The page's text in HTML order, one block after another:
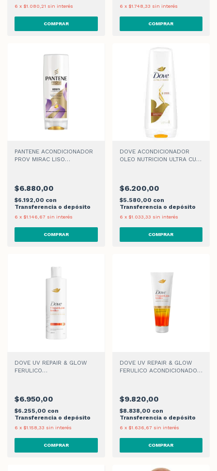
6 x $1.080,21 sin interés 6 x $1.748,33 sin interés
PANTENE ACONDICIONADOR
PROV MIRAC LISO
$6.880,00
$6.192,00 con
Transferencia o depósito
6 x $1.146,67 sin interés
DOVE ACONDICIONADOR
OLEO NUTRICION ULTRA CUID
$6.200,00
$5.580,00 con
Transferencia o depósito
6 x $1.033,33 sin interés
DOVE UV REPAIR & GLOW
FERULICO
$6.950,00
$6.255,00 con
Transferencia o depósito
6 x $1.158,33 sin interés
DOVE UV REPAIR & GLOW
FERULICO ACONDICIONADOR
$9.820,00
$8.838,00 con
Transferencia o depósito
6 x $1.636,67 sin interés